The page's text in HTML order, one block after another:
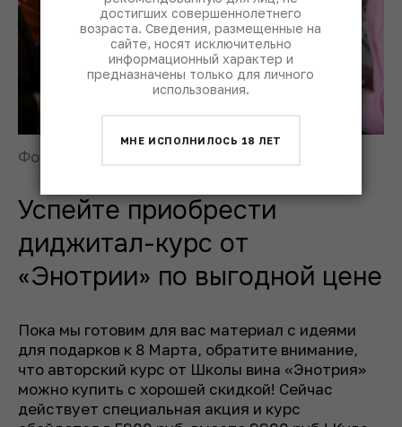
Фото: © пресс-служба DA Group
Успейте приобрести
диджитал-курс от
«Энотрии» по выгодной цене
Пока мы готовим для вас материал с идеями
для подарков к 8 Марта, обратите внимание,
что авторский курс от Школы вина «Энотрия»
можно купить с хорошей скидкой! Сейчас
действует специальная акция и курс
достигших совершеннолетнего
возраста. Сведения, размещенные на
сайте, носят исключительно
информационный характер и
предназначены только для личного
использования.
МНЕ ИСПОЛНИЛОСЬ 18 ЛЕТ